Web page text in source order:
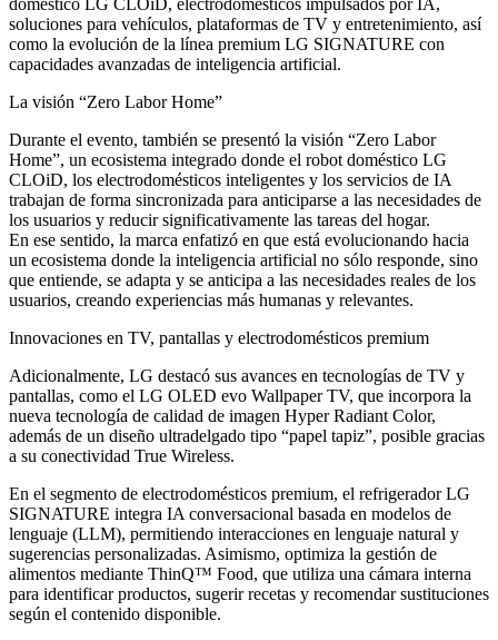
soluciones para vehículos, plataformas de TV y entretenimiento, así
como la evolución de la línea premium LG SIGNATURE con
capacidades avanzadas de inteligencia artificial.
La visión “Zero Labor Home”
Durante el evento, también se presentó la visión “Zero Labor
Home”, un ecosistema integrado donde el robot doméstico LG
CLOiD, los electrodomésticos inteligentes y los servicios de IA
trabajan de forma sincronizada para anticiparse a las necesidades de
los usuarios y reducir significativamente las tareas del hogar.
En ese sentido, la marca enfatizó en que está evolucionando hacia
un ecosistema donde la inteligencia artificial no sólo responde, sino
que entiende, se adapta y se anticipa a las necesidades reales de los
usuarios, creando experiencias más humanas y relevantes.
Innovaciones en TV, pantallas y electrodomésticos premium
Adicionalmente, LG destacó sus avances en tecnologías de TV y
pantallas, como el LG OLED evo Wallpaper TV, que incorpora la
nueva tecnología de calidad de imagen Hyper Radiant Color,
además de un diseño ultradelgado tipo “papel tapiz”, posible gracias
a su conectividad True Wireless.
En el segmento de electrodomésticos premium, el refrigerador LG
SIGNATURE integra IA conversacional basada en modelos de
lenguaje (LLM), permitiendo interacciones en lenguaje natural y
sugerencias personalizadas. Asimismo, optimiza la gestión de
alimentos mediante ThinQ™ Food, que utiliza una cámara interna
para identificar productos, sugerir recetas y recomendar sustituciones
según el contenido disponible.